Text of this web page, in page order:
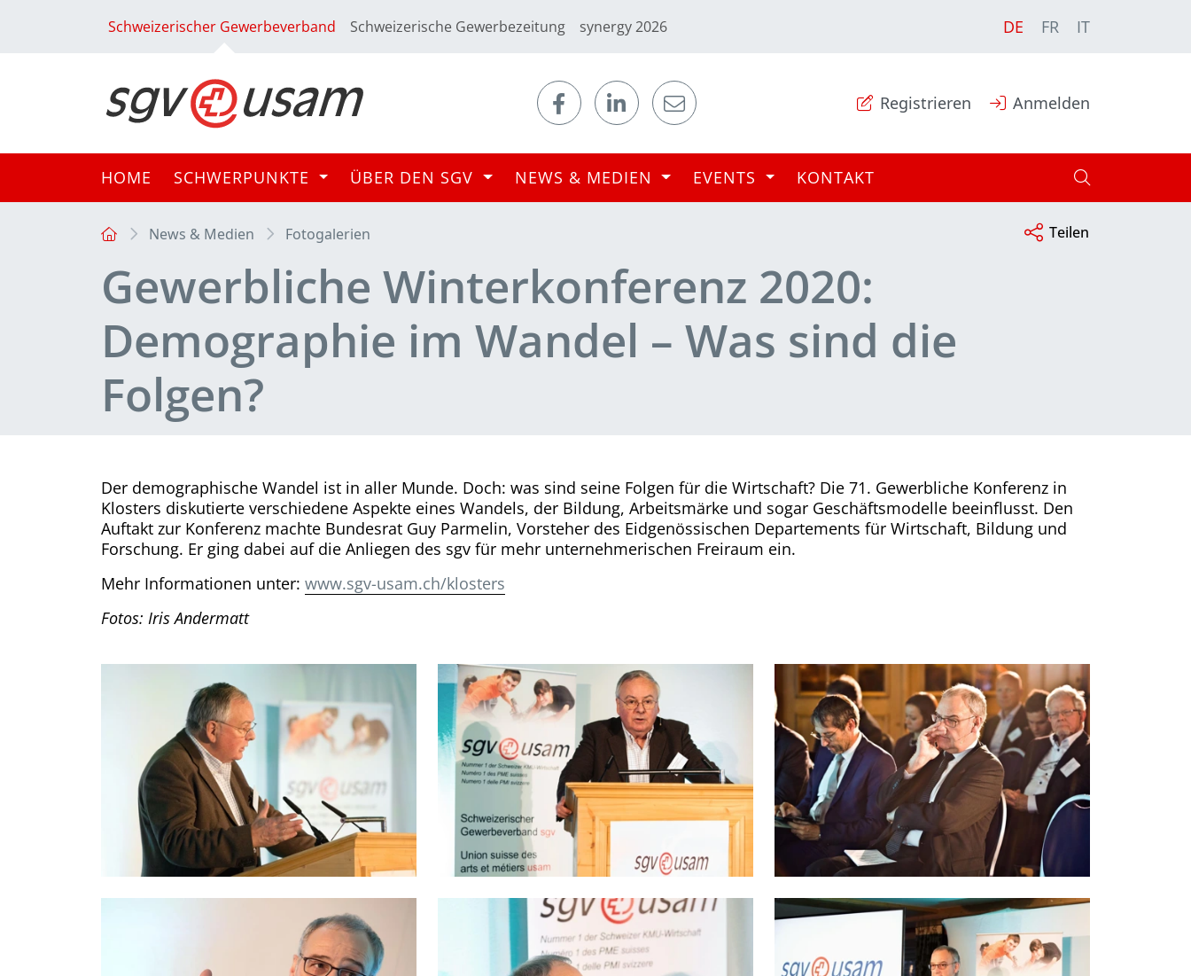
Schweizerischer Gewerbeverband Schweizerische Gewerbezeitung synergy 2026 DE FR IT
Registrieren Anmelden
HOME SCHWERPUNKTE ÜBER DEN SGV NEWS & MEDIEN EVENTS KONTAKT
News & Medien Fotogalerien Teilen
Gewerbliche Winterkonferenz 2020:
Demographie im Wandel – Was sind die
Folgen?
Der demographische Wandel ist in aller Munde. Doch: was sind seine Folgen für die Wirtschaft? Die 71. Gewerbliche Konferenz in
Klosters diskutierte verschiedene Aspekte eines Wandels, der Bildung, Arbeits­märke und sogar Geschäftsmodelle beeinflusst. Den
Auftakt zur Konferenz machte Bundesrat Guy Parmelin, Vorsteher des Eidgenössischen Departements für Wirtschaft, Bildung und
Forschung. Er ging dabei auf die Anliegen des sgv für mehr unternehmerischen Freiraum ein.
Mehr Informationen unter: www.sgv-usam.ch/klosters
Fotos: Iris Andermatt